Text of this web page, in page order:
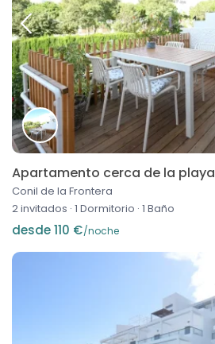
Apartamento cerca de la playa
Conil de la Frontera
2 invitados · 1 Dormitorio · 1 Baño
desde 110 €/noche